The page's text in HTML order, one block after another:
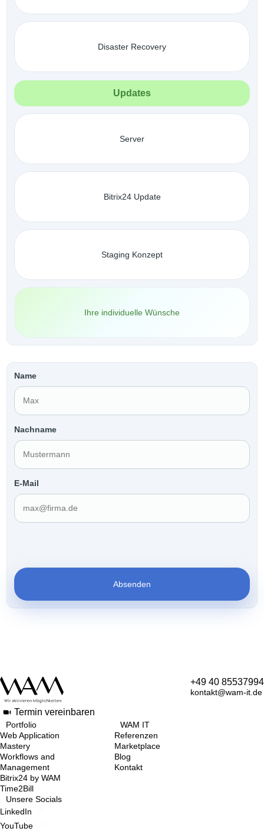
Disaster Recovery
Updates
Server
Bitrix24 Update
Staging Konzept
Ihre individuelle Wünsche
Name
Nachname
E-Mail
Absenden
+49 40 85537994
kontakt@wam-it.de
Termin vereinbaren
Portfolio
Web Application
Mastery
Workflows and
Management
Bitrix24 by WAM
Time2Bill
WAM IT
Referenzen
Marketplace
Blog
Kontakt
Unsere Socials
LinkedIn
YouTube